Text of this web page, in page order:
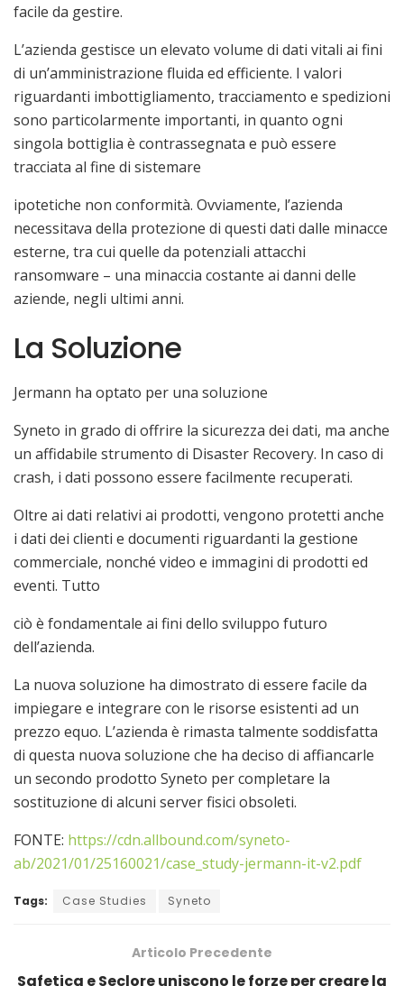
facile da gestire.
L’azienda gestisce un elevato volume di dati vitali ai fini
di un’amministrazione fluida ed efficiente. I valori
riguardanti imbottigliamento, tracciamento e spedizioni
sono particolarmente importanti, in quanto ogni
singola bottiglia è contrassegnata e può essere
tracciata al fine di sistemare
ipotetiche non conformità. Ovviamente, l’azienda
necessitava della protezione di questi dati dalle minacce
esterne, tra cui quelle da potenziali attacchi
ransomware – una minaccia costante ai danni delle
aziende, negli ultimi anni.
La Soluzione
Jermann ha optato per una soluzione
Syneto in grado di offrire la sicurezza dei dati, ma anche
un affidabile strumento di Disaster Recovery. In caso di
crash, i dati possono essere facilmente recuperati.
Oltre ai dati relativi ai prodotti, vengono protetti anche
i dati dei clienti e documenti riguardanti la gestione
commerciale, nonché video e immagini di prodotti ed
eventi. Tutto
ciò è fondamentale ai fini dello sviluppo futuro
dell’azienda.
La nuova soluzione ha dimostrato di essere facile da
impiegare e integrare con le risorse esistenti ad un
prezzo equo. L’azienda è rimasta talmente soddisfatta
di questa nuova soluzione che ha deciso di affiancarle
un secondo prodotto Syneto per completare la
sostituzione di alcuni server fisici obsoleti.
FONTE: https://cdn.allbound.com/syneto-
ab/2021/01/25160021/case_study-jermann-it-v2.pdf
Tags: Case Studies Syneto
Articolo Precedente
Safetica e Seclore uniscono le forze per creare la